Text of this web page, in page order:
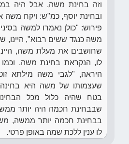
וזה בחינת משה, אבל היה
ובחינת יוסף, כמ"ש: ויקח משה
פירוש: "כולן נאמרו למשה
משה כנגד ששים רבוא", היינו,
שחושבים את מעלת משה,
לו, הנקראת בחינת משה. וכמו
היראה, "לגבי משה מילתא
שעצמותו של משה היא
בטח שהיה כלול מכל
שבבחינת חכמה היה יותר
בבחינת חכמה יותר ממשה,
לו ענין ללכת שמה באופן פרטי.